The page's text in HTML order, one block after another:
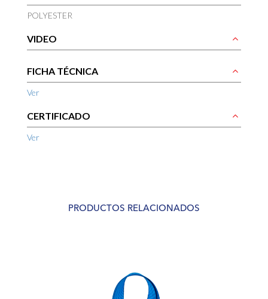
POLYESTER
VIDEO
FICHA TÉCNICA
Ver
CERTIFICADO
Ver
PRODUCTOS RELACIONADOS